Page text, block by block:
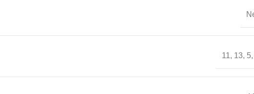
11, 13, 5,